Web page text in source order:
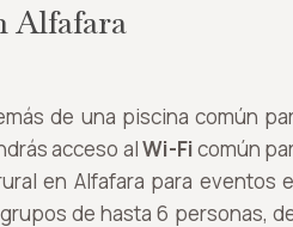
Alfafara
de una piscina común
acceso alWi-Ficomún
en Alfafara para eventos
de hasta 6 personas,